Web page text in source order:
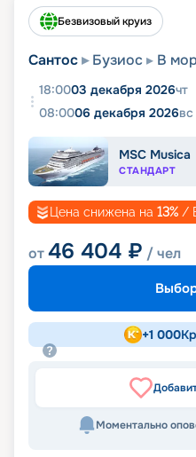
Безвизовый круиз
Сантос Бузиос В
18:0003 декабря 2026чт
08:0006 декабря 2026вс
MSC Musica
СТАНДАРТ
Цена снижена на 13% /
от46 404 ₽ / чел
+1 000
Моментально